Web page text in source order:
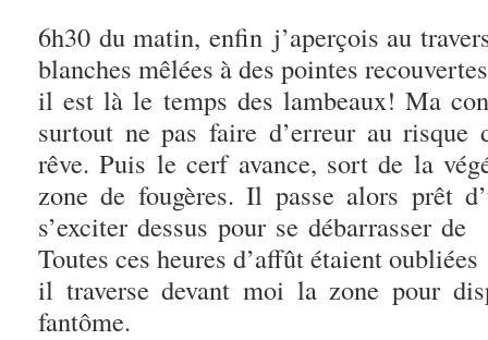
6h30 du matin, enfin j’aperçois au
blanches mêlées à des pointes
il est là le temps des lambeaux! Ma
surtout ne pas faire d’erreur au risque
rêve. Puis le cerf avance, sort de la
zone de fougères. Il passe alors prêt
s’exciter dessus pour se débarrasser
Toutes ces heures d’affût étaient
il traverse devant moi la zone pour
fantôme.